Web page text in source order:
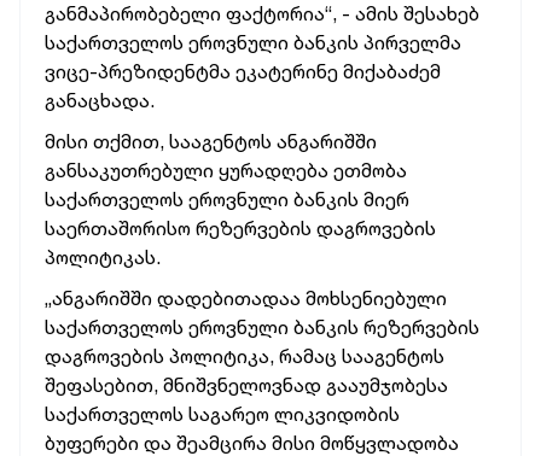
განმაპირობებელი ფაქტორია“, - ამის შესახებ
საქართველოს ეროვნული ბანკის პირველმა
ვიცე-პრეზიდენტმა ეკატერინე მიქაბაძემ
განაცხადა.
მისი თქმით, სააგენტოს ანგარიშში
განსაკუთრებული ყურადღება ეთმობა
საქართველოს ეროვნული ბანკის მიერ
საერთაშორისო რეზერვების დაგროვების
პოლიტიკას.
„ანგარიშში დადებითადაა მოხსენიებული
საქართველოს ეროვნული ბანკის რეზერვების
დაგროვების პოლიტიკა, რამაც სააგენტოს
შეფასებით, მნიშვნელოვნად გააუმჯობესა
საქართველოს საგარეო ლიკვიდობის
ბუფერები და შეამცირა მისი მოწყვლადობა